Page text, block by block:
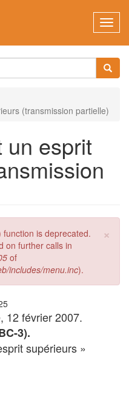
(transmission partielle)
un esprit
×
function is deprecated.
on further calls in
of
includes/menu.inc).
12 février 2007.
3).
supérieurs »